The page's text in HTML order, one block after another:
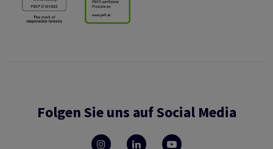
Folgen Sie uns auf Social Media